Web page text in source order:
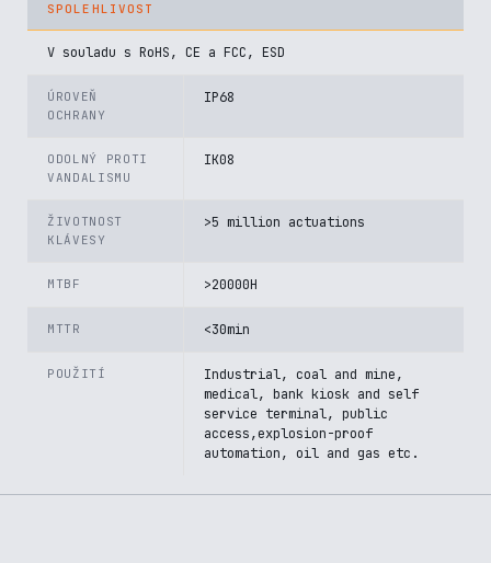
SPOLEHLIVOST
V souladu s RoHS, CE a FCC, ESD
ÚROVEŇ
OCHRANY
IP68
ODOLNÝ PROTI
VANDALISMU
IK08
ŽIVOTNOST
KLÁVESY
>5 million actuations
MTBF >20000H
MTTR <30min
POUŽITÍ
Industrial, coal and mine,
medical, bank kiosk and self
service terminal, public
access,explosion-proof
automation, oil and gas etc.